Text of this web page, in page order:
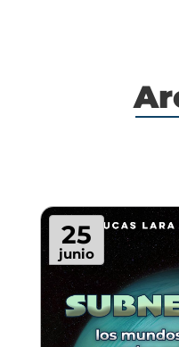
25
junio